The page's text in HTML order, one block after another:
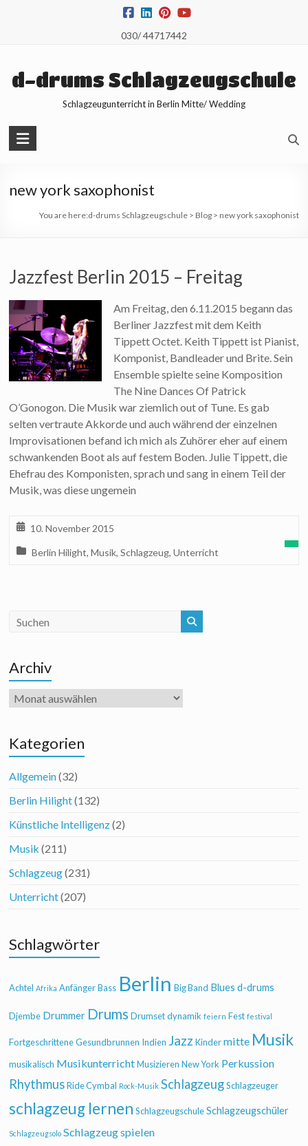
030/ 44717442
d-drums Schlagzeugschule
Schlagzeugunterricht in Berlin Mitte/ Wedding
new york saxophonist
You are here:d-drums Schlagzeugschule> Blog> new york saxophonist
Jazzfest Berlin 2015 – Freitag
Am Freitag, den 6.11.2015 begann das
Berliner Jazzfest mit dem Keith
Tippett Octet. Keith Tippett ist Pianist,
Komponist, Bandleader und Brite. Sein
Ensemble spielte seine Komposition
The Nine Dances Of Patrick
O’Gonogon. Die Musik war ziemlich out of Tune. Es gab
selten vertraute Akkorde und auch während der einzelnen
Improvisationen befand ich mich als Zuhörer eher auf einem
schwankenden Boot als auf festem Boden. Julie Tippett, die
Ehefrau des Komponisten, sprach und sang in einem Teil der
Musik, was diese ungemein
10. November 2015
Berlin Hilight,Musik,Schlagzeug,Unterricht
Archiv
Archiv
Kategorien
Allgemein(32)
Berlin Hilight(132)
Künstliche Intelligenz(2)
Musik (211)
Schlagzeug(231)
Unterricht(207)
Schlagwörter
Achtel Afrika Anfänger Bass Berlin Big Band Blues d-drums
Djembe Drummer Drums Drumset dynamik feiern Fest festival
Fortgeschrittene Gesundbrunnen Indien Jazz Kinder mitte Musik
musikalisch Musikunterricht Musizieren New York Perkussion
Rhythmus Ride Cymbal Rock-Musik Schlagzeug Schlagzeuger
schlagzeug lernen Schlagzeugschule Schlagzeugschüler
Schlagzeugsolo Schlagzeug spielen